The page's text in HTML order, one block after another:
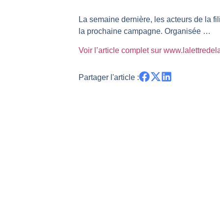
TELEPERFORMANCE : Faut-il
Christian Parisot : Les marchés à
Bernard Prats-Desclaux : Penser
S&P500 : Des records, mais
La semaine dernière, les acteurs de la
la prochaine campagne. Organisée …
Voir l’article complet sur
Partager l'article :